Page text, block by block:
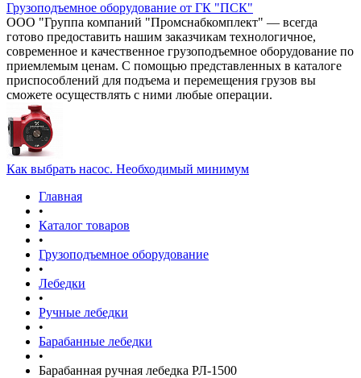
Грузоподъемное оборудование от ГК "ПСК"
ООО "Группа компаний "Промснабкомплект" — всегда
готово предоставить нашим заказчикам технологичное,
современное и качественное грузоподъемное оборудование по
приемлемым ценам. С помощью представленных в каталоге
приспособлений для подъема и перемещения грузов вы
сможете осуществлять с ними любые операции.
Как выбрать насос. Необходимый минимум
Главная
•
Каталог товаров
•
Грузоподъемное оборудование
•
Лебедки
•
Ручные лебедки
•
Барабанные лебедки
•
Барабанная ручная лебедка РЛ-1500